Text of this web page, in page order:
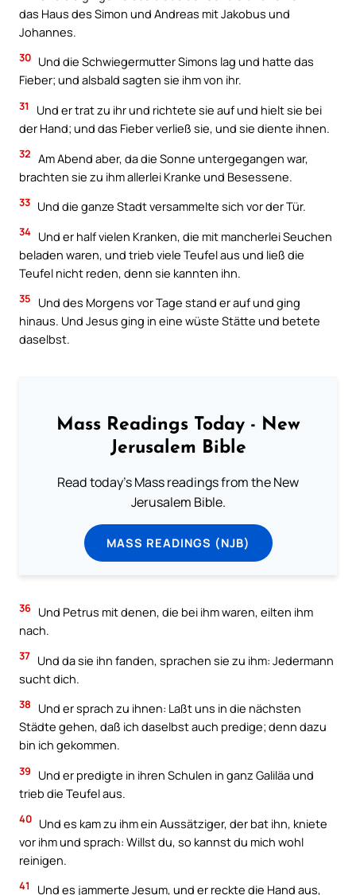
das Haus des Simon und Andreas mit Jakobus und
Johannes.
30 Und die Schwiegermutter Simons lag und hatte das
Fieber; und alsbald sagten sie ihm von ihr.
31
Und er trat zu ihr und richtete sie auf und hielt sie bei
der Hand; und das Fieber verließ sie, und sie diente ihnen.
32 Am Abend aber, da die Sonne untergegangen war,
brachten sie zu ihm allerlei Kranke und Besessene.
33 Und die ganze Stadt versammelte sich vor der Tür.
34 Und er half vielen Kranken, die mit mancherlei Seuchen
beladen waren, und trieb viele Teufel aus und ließ die
Teufel nicht reden, denn sie kannten ihn.
35
Und des Morgens vor Tage stand er auf und ging
hinaus. Und Jesus ging in eine wüste Stätte und betete
daselbst.
Mass Readings Today - New
Jerusalem Bible
Read today's Mass readings from the New
Jerusalem Bible.
MASS READINGS (NJB)
36 Und Petrus mit denen, die bei ihm waren, eilten ihm
nach.
37 Und da sie ihn fanden, sprachen sie zu ihm: Jedermann
sucht dich.
38
Und er sprach zu ihnen: Laßt uns in die nächsten
Städte gehen, daß ich daselbst auch predige; denn dazu
bin ich gekommen.
39
Und er predigte in ihren Schulen in ganz Galiläa und
trieb die Teufel aus.
40 Und es kam zu ihm ein Aussätziger, der bat ihn, kniete
vor ihm und sprach: Willst du, so kannst du mich wohl
reinigen.
41
Und es jammerte Jesum, und er reckte die Hand aus,